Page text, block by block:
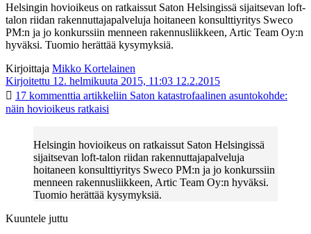
Helsingin hovioikeus on ratkaissut Saton Helsingissä sijaitsevan loft-
talon riidan rakennuttajapalveluja hoitaneen konsulttiyritys Sweco
PM:n ja jo konkurssiin menneen rakennusliikkeen, Artic Team Oy:n
hyväksi. Tuomio herättää kysymyksiä.
Kirjoittaja Mikko Kortelainen
Kirjoitettu 12. helmikuuta 2015, 11:03 12.2.2015
17 kommenttia artikkeliin Saton katastrofaalinen asuntokohde:
näin hovioikeus ratkaisi
Helsingin hovioikeus on ratkaissut Saton Helsingissä
sijaitsevan loft-talon riidan rakennuttajapalveluja
hoitaneen konsulttiyritys Sweco PM:n ja jo konkurssiin
menneen rakennusliikkeen, Artic Team Oy:n hyväksi.
Tuomio herättää kysymyksiä.
Kuuntele juttu